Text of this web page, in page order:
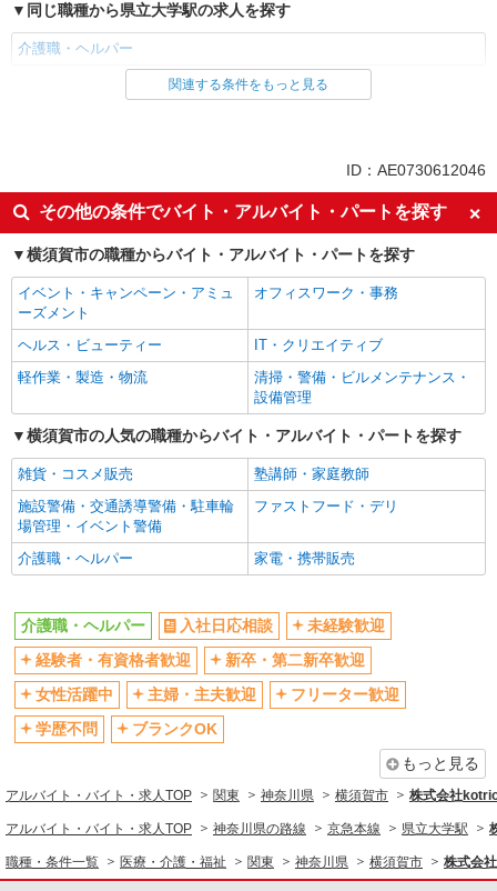
同じ職種から県立大学駅の求人を探す
介護職・ヘルパー
同じ雇用形態から県立大学駅の求人を探す
入社日応相談
未経験歓迎
経験者・有資格者歓迎
新卒・第二新卒歓迎
女性活躍中
主婦・主夫歓迎
フリーター歓迎
学歴不問
ブランクOK
ミドル（40代～）活躍中
エルダー（50代～）活躍中
シニア（60代～）活躍中
ボーナス・賞与あり
昇給あり
完全週休2日制
フルタイム歓迎
禁煙・分煙
駅直結・駅チカ
車通勤OK
バイク通勤OK
残業少なめ（月20h未満）
交通費支給
退職金・財形貯蓄制度あり
各種手当（家族・役職・インセン
ティブなど）あり
制服貸与
研修制度あり
資格取得支援制度あり
同じ職種から求人を探す
同じ特徴から求人を探す
関連する条件をもっと見る
ID：AE0730612046
その他の条件でバイト・アルバイト・パートを探す
横須賀市の職種からバイト・アルバイト・パートを探す
イベント・キャンペーン・アミュ
ーズメント
オフィスワーク・事務
ヘルス・ビューティー
IT・クリエイティブ
軽作業・製造・物流
清掃・警備・ビルメンテナンス・
設備管理
横須賀市の人気の職種からバイト・アルバイト・パートを探す
雑貨・コスメ販売
塾講師・家庭教師
施設警備・交通誘導警備・駐車輪
場管理・イベント警備
ファストフード・デリ
介護職・ヘルパー 家電・携帯販売
介護職・ヘルパー 入社日応相談
未経験歓迎
経験者・有資格者歓迎
新卒・第二新卒歓迎
女性活躍中
主婦・主夫歓迎
フリーター歓迎
学歴不問
ブランクOK
もっと見る
アルバイト・バイト・求人TOP 関東 神奈川県 横須賀市 株式会社
アルバイト・バイト・求人TOP 神奈川県の路線 京急本線 県立大学駅
職種・条件一覧 医療・介護・福祉 関東 神奈川県 横須賀市 株式会